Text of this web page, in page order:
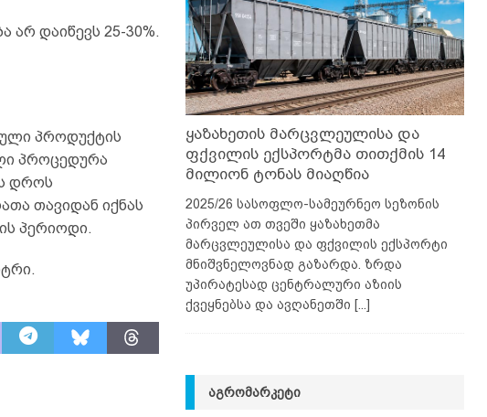
არ დაიწევს 25-30%.
პროდუქტის
პროცედურა
დროს
თავიდან იქნას
პერიოდი.
ყაზახეთის მარცვლეულისა და
ფქვილის ექსპორტმა თითქმის 14
მილიონ ტონას მიაღწია
2025/26 სასოფლო-სამეურნეო სეზონის
პირველ ათ თვეში ყაზახეთმა
მარცვლეულისა და ფქვილის ექსპორტი
მნიშვნელოვნად გაზარდა. ზრდა
უპირატესად ცენტრალური აზიის
ქვეყნებსა და ავღანეთში [...]
ᲐᲒᲠᲝᲛᲐᲠᲙᲔᲢᲘ